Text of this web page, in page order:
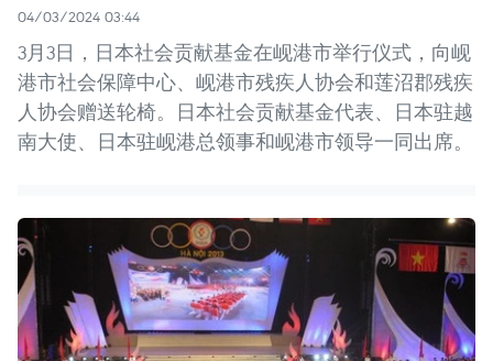
04/03/2024 03:44
3月3日，日本社会贡献基金在岘港市举行仪式，向岘
港市社会保障中心、岘港市残疾人协会和莲沼郡残疾
人协会赠送轮椅。日本社会贡献基金代表、日本驻越
南大使、日本驻岘港总领事和岘港市领导一同出席。